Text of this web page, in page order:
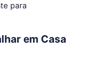
para
em Casa